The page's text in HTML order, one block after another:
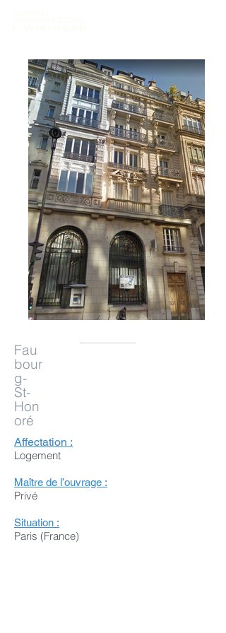
Fau
bour
g-
St-
Hon
oré
Affectation :
Logement
Maître de l’ouvrage :
Privé
Situation :
Paris (France)